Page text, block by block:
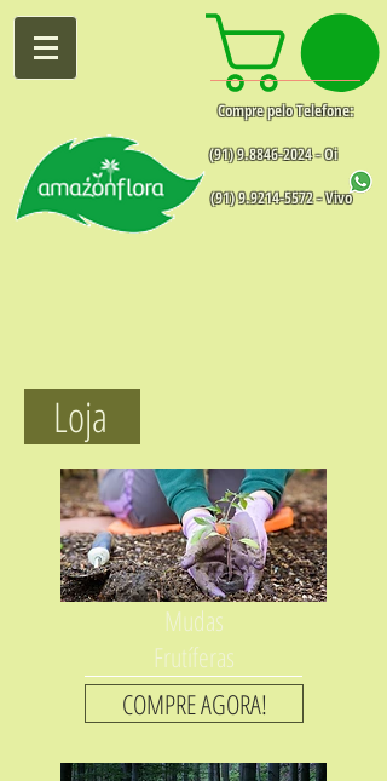
Compre pelo Telefone:
(91) 9.8846-2024- Oi
(91) 9.9214-5572- Vivo
Loja
Mudas
Frutíferas
COMPRE AGORA!